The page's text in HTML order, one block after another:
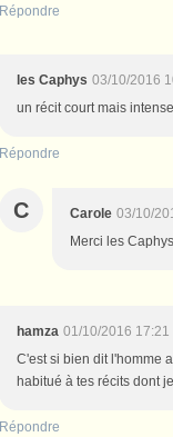
Répondre
les Caphys 03/10/2016
un récit court mais
Répondre
C Carole 03/10/
Merci les
hamza 01/10/2016 17:21
C'est si bien dit l'homme
habitué à tes récits dont
Répondre